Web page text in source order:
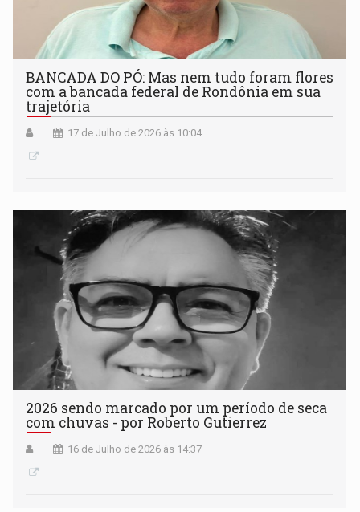
BANCADA DO PÓ: Mas nem tudo foram flores
com a bancada federal de Rondônia em sua
trajetória
17 de Julho de 2026 às 10:04
2026 sendo marcado por um período de seca
com chuvas - por Roberto Gutierrez
16 de Julho de 2026 às 14:37